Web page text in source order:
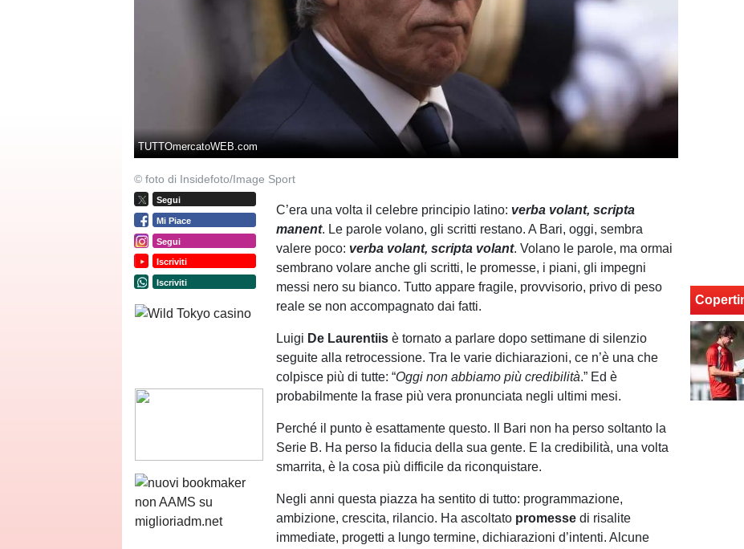
TUTTOmercatoWEB.com
© foto di Insidefoto/Image Sport
Segui
Mi Piace
Segui
Iscriviti
Iscriviti
C’era una volta il celebre principio latino: verba volant, scripta
manent. Le parole volano, gli scritti restano. A Bari, oggi, sembra
valere poco: verba volant, scripta volant. Volano le parole, ma ormai
sembrano volare anche gli scritti, le promesse, i piani, gli impegni
messi nero su bianco. Tutto appare fragile, provvisorio, privo di peso
reale se non accompagnato dai fatti.
Luigi De Laurentiis è tornato a parlare dopo settimane di silenzio
seguite alla retrocessione. Tra le varie dichiarazioni, ce n’è una che
colpisce più di tutte: “Oggi non abbiamo più credibilità.” Ed è
probabilmente la frase più vera pronunciata negli ultimi mesi.
Perché il punto è esattamente questo. Il Bari non ha perso soltanto la
Serie B. Ha perso la fiducia della sua gente. E la credibilità, una volta
smarrita, è la cosa più difficile da riconquistare.
Negli anni questa piazza ha sentito di tutto: programmazione,
ambizione, crescita, rilancio. Ha ascoltato promessedi risalite
immediate, progetti a lungo termine, dichiarazioni d’intenti. Alcune